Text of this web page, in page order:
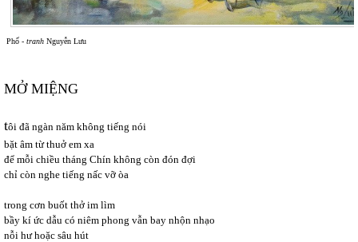
Phố - tranh Nguyễn Lưu
MỞ MIỆNG
tôi đã ngàn năm không tiếng nói
bặt âm từ thuở em xa
để mỗi chiều tháng Chín không còn đón đợi
chỉ còn nghe tiếng nấc vỡ òa
trong cơn buốt thở im lìm
bầy kí ức dẫu có niêm phong vẫn bay nhộn nhạo
nỗi hư hoặc sâu hút